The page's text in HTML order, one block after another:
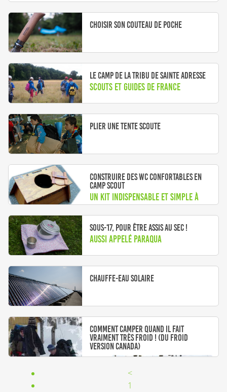
Choisir son couteau de poche
Le camp de la Tribu de Sainte Adresse
Scouts et Guides de France
Plier une tente scoute
Construire des WC confortables en
camp scout
Un kit indispensable et simple à
Sous-17, pour être assis au sec !
Aussi appelé paraqua
Chauffe-eau solaire
Comment camper quand il fait
vraiment très froid ! (du froid
version Canada)
<
1